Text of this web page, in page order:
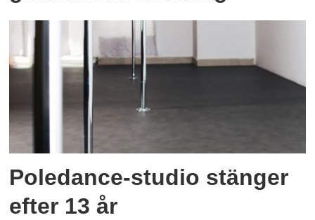
Poledance-studio stänger
efter 13 år